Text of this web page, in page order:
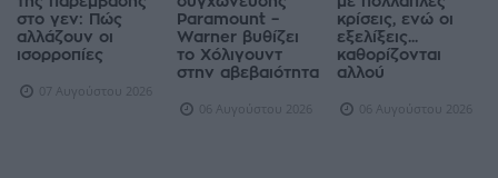
Η γεωοικονομία
της παρέμβασης
στο γεν: Πώς
αλλάζουν οι
Το «πάγωμα» της
συγχώνευσης
Paramount –
Warner βυθίζει
το Χόλιγουντ
Η ΕΕ δοκιμάζεται
με πολλαπλές
κρίσεις, ενώ οι
εξελίξεις...
καθορίζονται